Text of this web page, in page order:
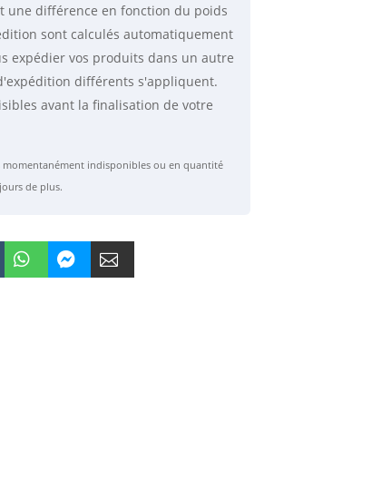
une différence en fonction du poids
sont calculés automatiquement
expédier vos produits dans un autre
différents s'appliquent.
avant la finalisation de votre
indisponibles ou en quantité
de plus.
  